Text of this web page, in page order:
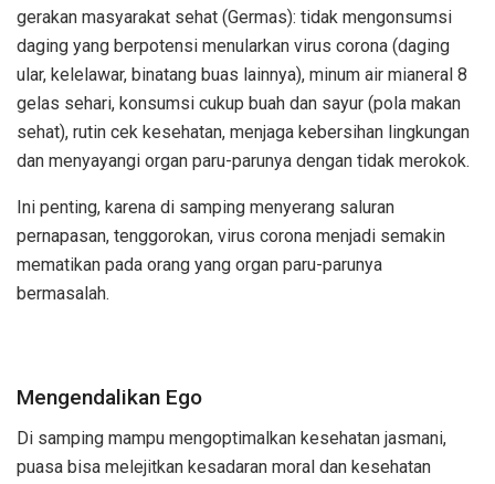
gerakan masyarakat sehat (Germas): tidak mengonsumsi
daging yang berpotensi menularkan virus corona (daging
ular, kelelawar, binatang buas lainnya), minum air mianeral 8
gelas sehari, konsumsi cukup buah dan sayur (pola makan
sehat), rutin cek kesehatan, menjaga kebersihan lingkungan
dan menyayangi organ paru-parunya dengan tidak merokok.
Ini penting, karena di samping menyerang saluran
pernapasan, tenggorokan, virus corona menjadi semakin
mematikan pada orang yang organ paru-parunya
bermasalah.
Mengendalikan Ego
Di samping mampu mengoptimalkan kesehatan jasmani,
puasa bisa melejitkan kesadaran moral dan kesehatan